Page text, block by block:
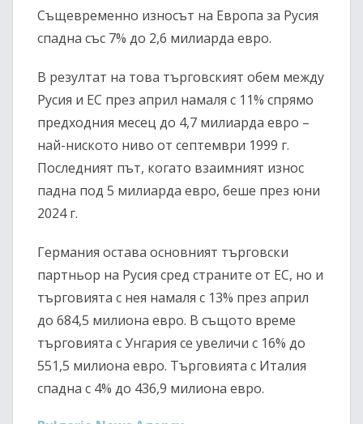
Същевременно износът на Европа за Русия
спадна със 7% до 2,6 милиарда евро.
В резултат на това търговският обем между
Русия и ЕС през април намаля с 11% спрямо
предходния месец до 4,7 милиарда евро –
най-ниското ниво от септември 1999 г.
Последният път, когато взаимният износ
падна под 5 милиарда евро, беше през юни
2024 г.
Германия остава основният търговски
партньор на Русия сред страните от ЕС, но и
търговията с нея намаля с 13% през април
до 684,5 милиона евро. В същото време
търговията с Унгария се увеличи с 16% до
551,5 милиона евро. Търговията с Италия
спадна с 4% до 436,9 милиона евро.